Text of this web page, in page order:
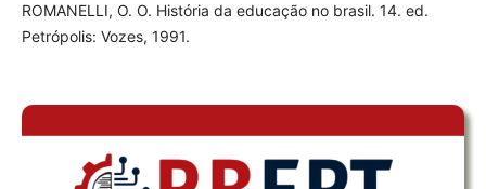
ROMANELLI, O. O. História da educação no brasil. 14. ed.
Petrópolis: Vozes, 1991.